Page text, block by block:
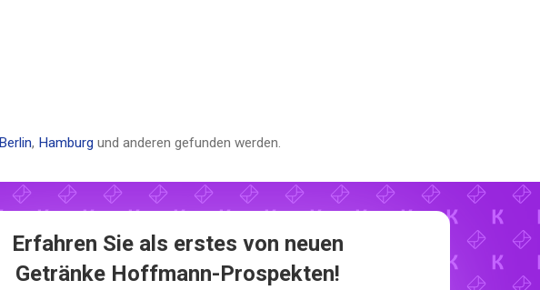
Berlin, Hamburg und anderen gefunden werden.
Erfahren Sie als erstes von neuen
Getränke Hoffmann-Prospekten!